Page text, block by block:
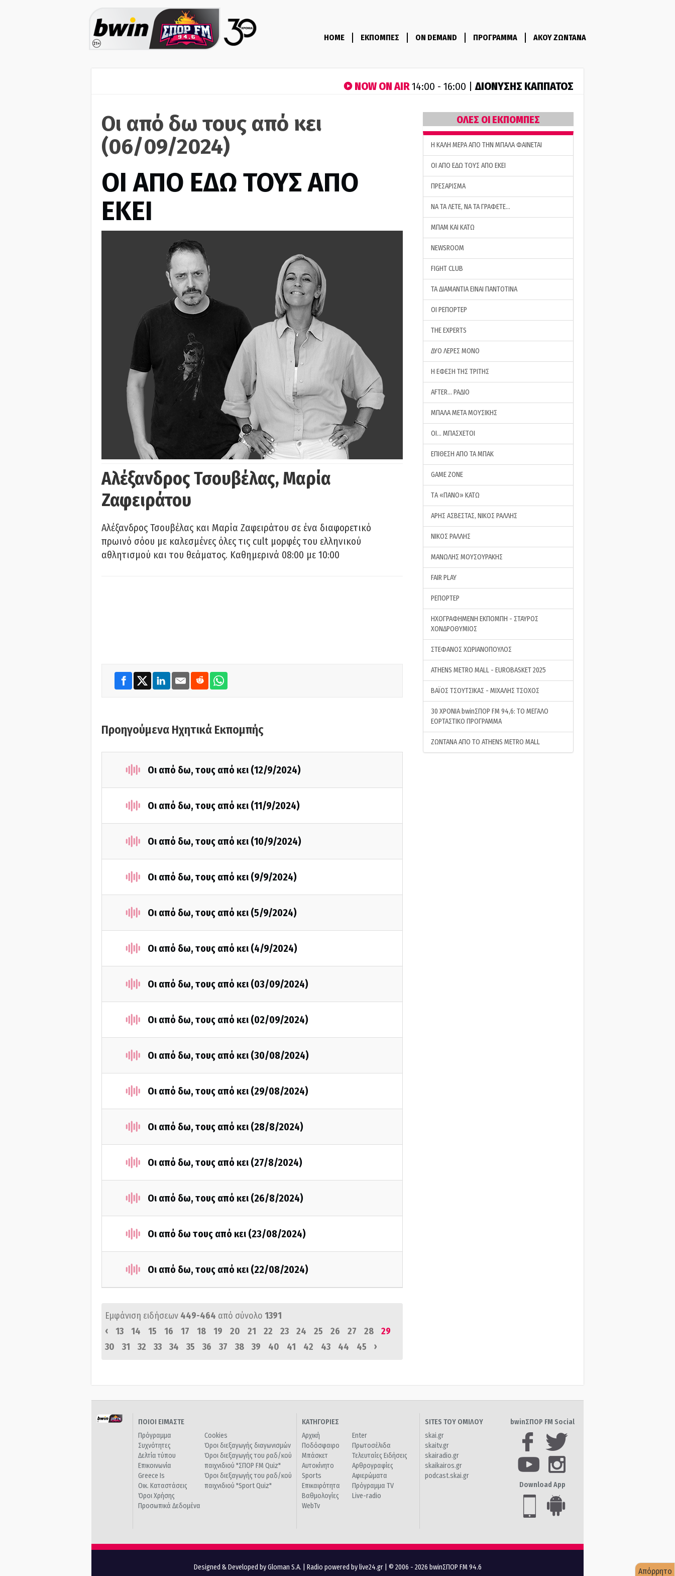
HOME ΕΚΠΟΜΠΕΣ ON DEMAND ΠΡΟΓΡΑΜΜΑ ΑΚΟΥ ΖΩΝΤΑΝΑ
NOW ON AIR14:00 - 16:00 |ΔΙΟΝΥΣΗΣ ΚΑΠΠΑΤΟΣ
Οι από δω τους από κει
(06/09/2024)
ΟΙ ΑΠΟ ΕΔΩ ΤΟΥΣ ΑΠΟ
ΕΚΕΙ
Αλέξανδρος Τσουβέλας, Μαρία
Ζαφειράτου
Αλέξανδρος Τσουβέλας και Μαρία Ζαφειράτου σε ένα διαφορετικό
πρωινό σόου με καλεσμένες όλες τις cult μορφές του ελληνικού
αθλητισμού και του θεάματος. Καθημερινά 08:00 με 10:00
Προηγούμενα Ηχητικά Εκπομπής
Οι από δω, τους από κει (12/9/2024)
Οι από δω, τους από κει (11/9/2024)
Οι από δω, τους από κει (10/9/2024)
Οι από δω, τους από κει (9/9/2024)
Οι από δω, τους από κει (5/9/2024)
Οι από δω, τους από κει (4/9/2024)
Οι από δω, τους από κει (03/09/2024)
Οι από δω, τους από κει (02/09/2024)
Οι από δω, τους από κει (30/08/2024)
Οι από δω, τους από κει (29/08/2024)
Οι από δω, τους από κει (28/8/2024)
Οι από δω, τους από κει (27/8/2024)
Οι από δω, τους από κει (26/8/2024)
Οι από δω τους από κει (23/08/2024)
Οι από δω, τους από κει (22/08/2024)
Εμφάνιση ειδήσεων 449-464 από σύνολο 1391
‹
13 14 15 16 17 18 19 20 21 22 23 24 25 26 27 28
29
30
31 32 33 34 35 36 37 38 39 40 41 42 43 44 45 ›
ΟΛΕΣ ΟΙ ΕΚΠΟΜΠΕΣ
H ΚΑΛΗ ΜΕΡΑ ΑΠΟ ΤΗΝ ΜΠΑΛΑ ΦΑΙΝΕΤΑΙ
ΟΙ ΑΠΟ ΕΔΩ ΤΟΥΣ ΑΠΟ ΕΚΕΙ
ΠΡΕΣΑΡΙΣΜΑ
ΝΑ ΤΑ ΛΕΤΕ, ΝΑ ΤΑ ΓΡΑΦΕΤΕ…
ΜΠΑΜ ΚΑΙ ΚΑΤΩ
NEWSROOM
FIGHT CLUB
ΤΑ ΔΙΑΜΑΝΤΙΑ ΕΙΝΑΙ ΠΑΝΤΟΤΙΝΑ
ΟΙ ΡΕΠΟΡΤΕΡ
THE EXPERTS
ΔΥΟ ΛΕΡΕΣ ΜΟΝΟ
Η ΕΦΕΣΗ ΤΗΣ ΤΡΙΤΗΣ
AFTER… ΡΑΔΙΟ
ΜΠΑΛΑ ΜΕΤΑ ΜΟΥΣΙΚΗΣ
ΟΙ… ΜΠΑΣΧΕΤΟΙ
ΕΠΙΘΕΣΗ ΑΠΟ ΤΑ ΜΠΑΚ
GAME ZONE
ΤA «ΠΑΝΟ» ΚΑΤΩ
ΑΡΗΣ ΑΣΒΕΣΤΑΣ, ΝΙΚΟΣ ΡΑΛΛΗΣ
ΝΙΚΟΣ ΡΑΛΛΗΣ
ΜΑΝΩΛΗΣ ΜΟΥΣΟΥΡΑΚΗΣ
FAIR PLAY
ΡΕΠΟΡΤΕΡ
ΗΧΟΓΡΑΦΗΜΕΝΗ ΕΚΠΟΜΠΗ - ΣΤΑΥΡΟΣ
ΧΟΝΔΡΟΘΥΜΙΟΣ
ΣΤΕΦΑΝΟΣ ΧΩΡΙΑΝΟΠΟΥΛΟΣ
ATHENS METRO MALL - EUROBASKET 2025
ΒΑΪΟΣ ΤΣΟΥΤΣΙΚΑΣ - ΜΙΧΑΛΗΣ ΤΣΟΧΟΣ
30 ΧΡΟΝΙΑ bwinΣΠΟΡ FM 94,6: ΤΟ ΜΕΓΑΛΟ
ΕΟΡΤΑΣΤΙΚΟ ΠΡΟΓΡΑΜΜΑ
ΖΩΝΤΑΝΑ ΑΠΟ ΤΟ ATHENS METRO MALL
ΠΟΙΟΙ ΕΙΜΑΣΤΕ
Πρόγραμμα
Συχνότητες
Δελτία τύπου
Επικοινωνία
Greece Is
Οικ. Καταστάσεις
Όροι Χρήσης
Προσωπικά Δεδομένα
Cookies
Όροι διεξαγωγής διαγωνισμών
Όροι διεξαγωγής του ραδ/κού
παιχνιδιού "ΣΠΟΡ FM Quiz"
Όροι διεξαγωγής του ραδ/κού
παιχνιδιού "Sport Quiz"
ΚΑΤΗΓΟΡΙΕΣ
Αρχική
Ποδόσφαιρο
Μπάσκετ
Αυτοκίνητο
Sports
Επικαιρότητα
Βαθμολογίες
WebTv
Enter
Πρωτοσέλιδα
Τελευταίες Ειδήσεις
Αρθρογραφίες
Αφιερώματα
Πρόγραμμα TV
Live-radio
SITES ΤΟΥ ΟΜΙΛΟΥ
skai.gr
skaitv.gr
skairadio.gr
skaikairos.gr
podcast.skai.gr
bwinΣΠΟΡ FM Social
Download App
Designed & Developed by Gloman S.A. Radio powered by live24.gr | © 2006 - 2026 bwinΣΠΟΡ FM 94.6 Απόρρητο